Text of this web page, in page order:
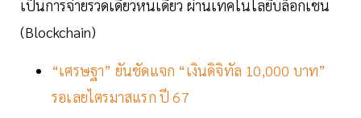
เป็นการจ่ายรวดเดียวหนเดียว ผ่านเทคโนโลยีบล็อกเชน
(Blockchain)
“เศรษฐา” ยันชัดแจก “เงินดิจิทัล 10,000 บาท”
รอเลยไตรมาสแรก ปี 67